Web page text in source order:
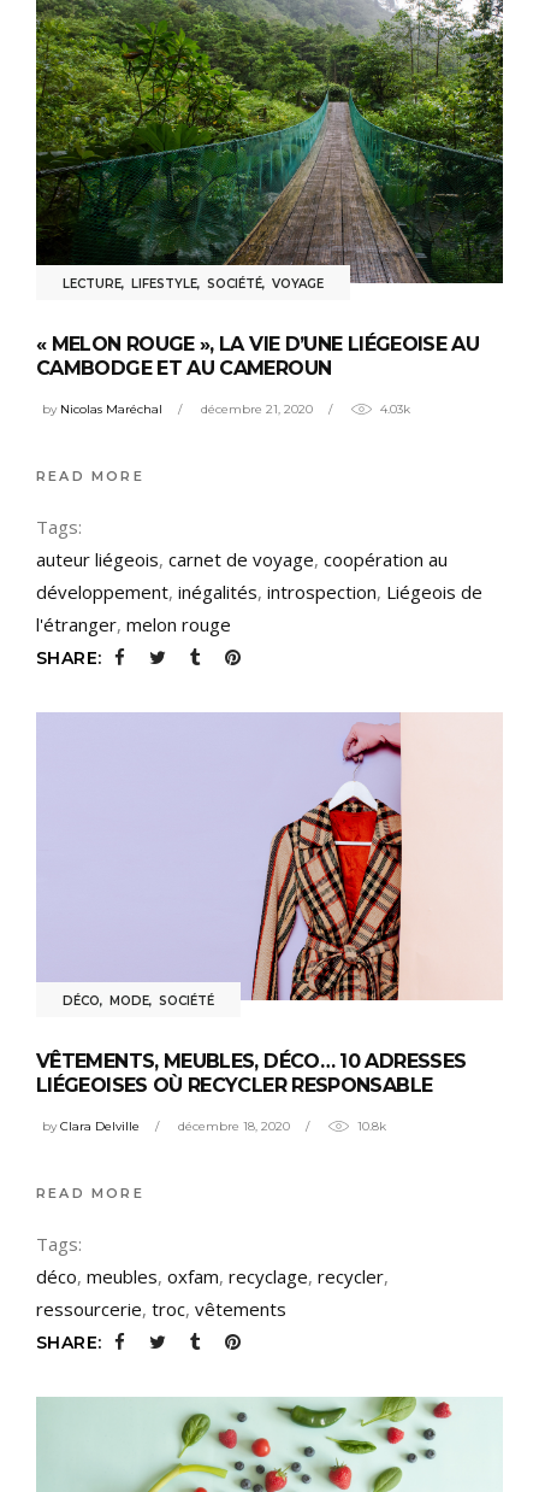
LECTURE, LIFESTYLE, SOCIÉTÉ, VOYAGE
« MELON ROUGE », LA VIE D’UNE LIÉGEOISE AU
CAMBODGE ET AU CAMEROUN
by Nicolas Maréchal décembre 21, 2020 4.03k
READ MORE
Tags:
auteur liégeois, carnet de voyage, coopération au
développement, inégalités, introspection, Liégeois de
l'étranger, melon rouge
SHARE:
DÉCO, MODE, SOCIÉTÉ
VÊTEMENTS, MEUBLES, DÉCO… 10 ADRESSES
LIÉGEOISES OÙ RECYCLER RESPONSABLE
byClara Delville décembre 18, 2020 10.8k
READ MORE
Tags:
déco, meubles, oxfam, recyclage, recycler,
ressourcerie, troc, vêtements
SHARE: